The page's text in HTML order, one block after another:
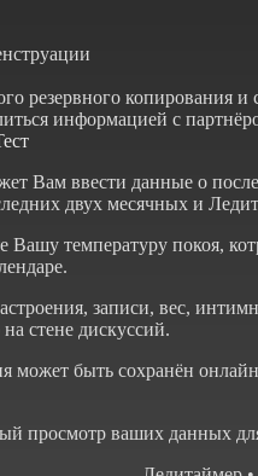
резервного копирования и
информацией с
Вам ввести данные о
двух месячных и
Вашу температуру покоя,
записи, вес,
стене дискуссий.
может быть сохранён
просмотр ваших данных